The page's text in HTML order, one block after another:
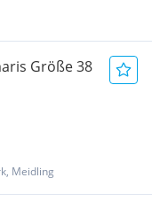
Größe 38
Meidling